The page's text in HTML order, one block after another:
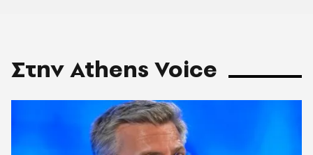
Στην Athens Voice